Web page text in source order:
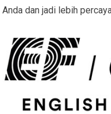
Anda dan jadi lebih